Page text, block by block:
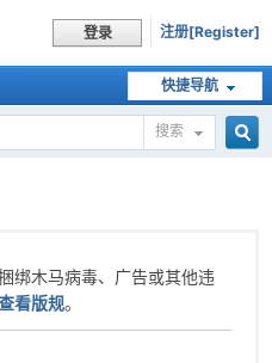
登录 注册[Register]
快捷导航
搜索
绑木马病毒、广告或其他违
看版规。